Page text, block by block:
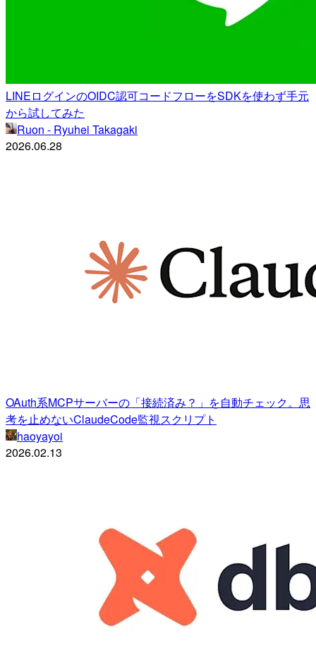
LINEログインのOIDC認可コードフローをSDKを使わず手元
から試してみた
Ruon - Ryuhei Takagaki
2026.06.28
OAuth系MCPサーバーの「接続済み？」を自動チェック。思
考を止めないClaudeCode監視スクリプト
haoyayoi
2026.02.13